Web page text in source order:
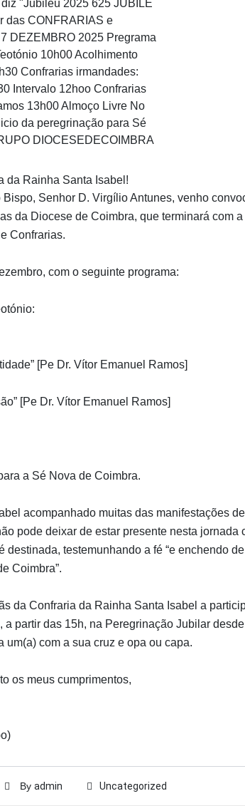
da Rainha Santa Isabel!
Senhor D. Virgílio Antunes, venho
da Diocese de Coimbra, que terminará com a
Confrarias.
com o seguinte programa:
[Pe Dr. Vítor Emanuel Ramos]
[Pe Dr. Vítor Emanuel Ramos]
a Sé Nova de Coimbra.
acompanhado muitas das manifestações
pode deixar de estar presente nesta jornada
destinada, testemunhando a fé “e enchendo
Coimbra”.
da Confraria da Rainha Santa Isabel a
partir das 15h, na Peregrinação Jubilar
um(a) com a sua cruz e opa ou capa.
os meus cumprimentos,
By admin Uncategorized